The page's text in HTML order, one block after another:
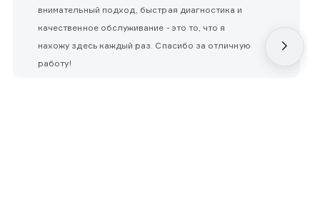
внимательный подход, быстрая диагностика и
качественное обслуживание - это то, что я
нахожу здесь каждый раз. Спасибо за отличную
работу!